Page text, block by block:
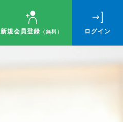
新規会員登録 （無料） ログイン